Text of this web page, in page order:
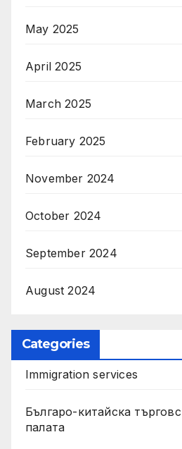
May 2025
April 2025
March 2025
February 2025
November 2024
October 2024
September 2024
August 2024
Categories
Immigration services
Българо-китайска
палата